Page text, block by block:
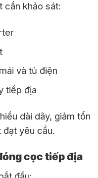
cần khảo sát:
và tủ điện
tiếp địa
dài dây, giảm tổn
đạt yêu cầu.
cọc tiếp địa